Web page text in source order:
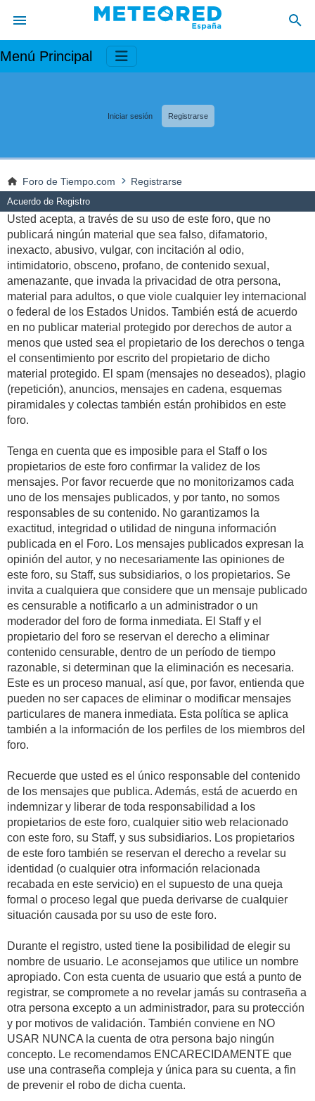
Menú Principal
Iniciar sesión Registrarse
Foro de Tiempo.com Registrarse
Acuerdo de Registro
Usted acepta, a través de su uso de este foro, que no
publicará ningún material que sea falso, difamatorio,
inexacto, abusivo, vulgar, con incitación al odio,
intimidatorio, obsceno, profano, de contenido sexual,
amenazante, que invada la privacidad de otra persona,
material para adultos, o que viole cualquier ley internacional
o federal de los Estados Unidos. También está de acuerdo
en no publicar material protegido por derechos de autor a
menos que usted sea el propietario de los derechos o tenga
el consentimiento por escrito del propietario de dicho
material protegido. El spam (mensajes no deseados), plagio
(repetición), anuncios, mensajes en cadena, esquemas
piramidales y colectas también están prohibidos en este
foro.
Tenga en cuenta que es imposible para el Staff o los
propietarios de este foro confirmar la validez de los
mensajes. Por favor recuerde que no monitorizamos cada
uno de los mensajes publicados, y por tanto, no somos
responsables de su contenido. No garantizamos la
exactitud, integridad o utilidad de ninguna información
publicada en el Foro. Los mensajes publicados expresan la
opinión del autor, y no necesariamente las opiniones de
este foro, su Staff, sus subsidiarios, o los propietarios. Se
invita a cualquiera que considere que un mensaje publicado
es censurable a notificarlo a un administrador o un
moderador del foro de forma inmediata. El Staff y el
propietario del foro se reservan el derecho a eliminar
contenido censurable, dentro de un período de tiempo
razonable, si determinan que la eliminación es necesaria.
Este es un proceso manual, así que, por favor, entienda que
pueden no ser capaces de eliminar o modificar mensajes
particulares de manera inmediata. Esta política se aplica
también a la información de los perfiles de los miembros del
foro.
Recuerde que usted es el único responsable del contenido
de los mensajes que publica. Además, está de acuerdo en
indemnizar y liberar de toda responsabilidad a los
propietarios de este foro, cualquier sitio web relacionado
con este foro, su Staff, y sus subsidiarios. Los propietarios
de este foro también se reservan el derecho a revelar su
identidad (o cualquier otra información relacionada
recabada en este servicio) en el supuesto de una queja
formal o proceso legal que pueda derivarse de cualquier
situación causada por su uso de este foro.
Durante el registro, usted tiene la posibilidad de elegir su
nombre de usuario. Le aconsejamos que utilice un nombre
apropiado. Con esta cuenta de usuario que está a punto de
registrar, se compromete a no revelar jamás su contraseña a
otra persona excepto a un administrador, para su protección
y por motivos de validación. También conviene en NO
USAR NUNCA la cuenta de otra persona bajo ningún
concepto. Le recomendamos ENCARECIDAMENTE que
use una contraseña compleja y única para su cuenta, a fin
de prevenir el robo de dicha cuenta.